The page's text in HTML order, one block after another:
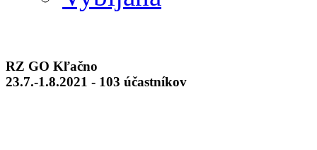
RZ GO Kľačno
23.7.-1.8.2021 - 103 účastníkov